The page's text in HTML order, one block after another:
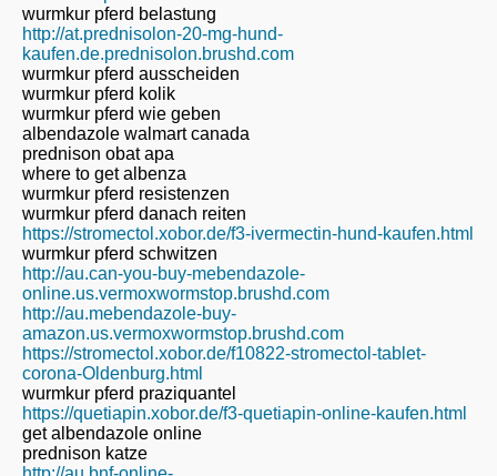
wurmkur pferd belastung
http://at.prednisolon-20-mg-hund-
kaufen.de.prednisolon.brushd.com
wurmkur pferd ausscheiden
wurmkur pferd kolik
wurmkur pferd wie geben
albendazole walmart canada
prednison obat apa
where to get albenza
wurmkur pferd resistenzen
wurmkur pferd danach reiten
https://stromectol.xobor.de/f3-ivermectin-hund-kaufen.html
wurmkur pferd schwitzen
http://au.can-you-buy-mebendazole-
online.us.vermoxwormstop.brushd.com
http://au.mebendazole-buy-
amazon.us.vermoxwormstop.brushd.com
https://stromectol.xobor.de/f10822-stromectol-tablet-
corona-Oldenburg.html
wurmkur pferd praziquantel
https://quetiapin.xobor.de/f3-quetiapin-online-kaufen.html
get albendazole online
prednison katze